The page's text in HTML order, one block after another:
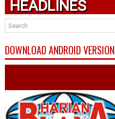
HEADLINES
DOWNLOAD ANDROID VERSION